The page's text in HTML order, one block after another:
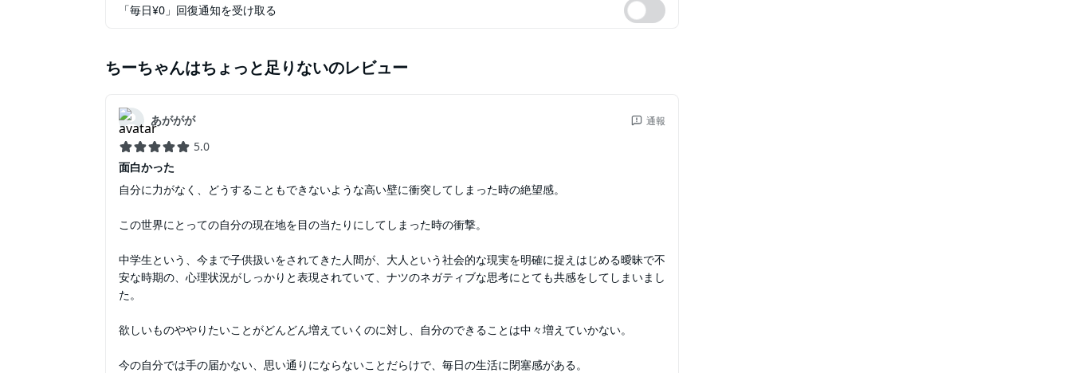
「毎日¥0」回復通知を受け取る
ちーちゃんはちょっと足りないのレビュー
あががが 通報
5.0
面白かった
自分に力がなく、どうすることもできないような高い壁に衝突してしまった時の絶望感。
この世界にとっての自分の現在地を目の当たりにしてしまった時の衝撃。
中学生という、今まで子供扱いをされてきた人間が、大人という社会的な現実を明確に捉えはじめる曖昧で不
安な時期の、心理状況がしっかりと表現されていて、ナツのネガティブな思考にとても共感をしてしまいまし
た。
欲しいものややりたいことがどんどん増えていくのに対し、自分のできることは中々増えていかない。
今の自分では手の届かない、思い通りにならないことだらけで、毎日の生活に閉塞感がある。